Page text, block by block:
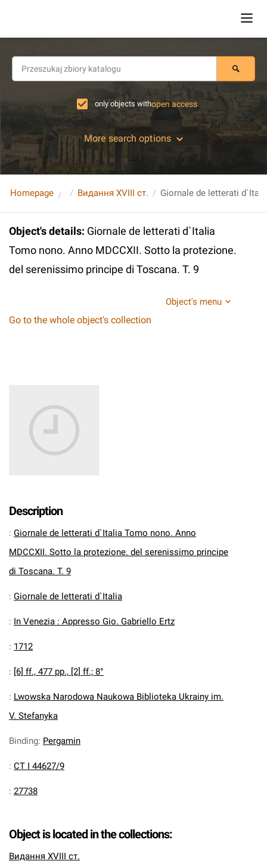
only objects withopen access
More search options
Homepage Видання XVIII ст.
Object's details: Giornale de letterati d`Italia
Tomo nono. Anno MDCCXII. Sotto la protezione.
del serenissimo principe di Toscana. T. 9
Object's menu
Go to the whole object's collection
Description
: Giornale de letterati d`Italia Tomo nono. Anno
MDCCXII. Sotto la protezione. del serenissimo principe
di Toscana. T. 9
: Giornale de letterati d`Italia
: In Venezia : Appresso Gio. Gabriello Ertz
: 1712
: [6] ff., 477 pp., [2] ff.; 8°
: Lwowska Narodowa Naukowa Biblioteka Ukrainy im.
V. Stefanyka
Binding: Pergamin
: CT I 44627/9
: 27738
Object is located in the collections:
Видання XVIII ст.